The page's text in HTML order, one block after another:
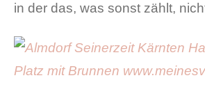
in der das, was sonst zählt,